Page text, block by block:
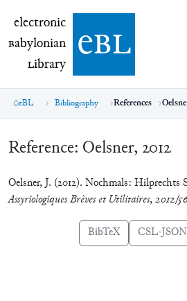
electronic Babylonian Library
electronic
Babylonian
Library ebl
eBL Bibliography References
Reference: Oelsner, 2012
Oelsner, J. (2012). Nochmals: Hilprechts
Assyriologiques Brèves et Utilitaires,2012/
BibTeX CSL-JSON